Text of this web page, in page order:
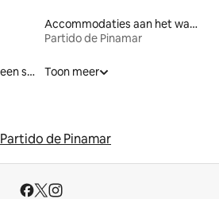
Accommodaties aan het water
Partido de Pinamar
Accommodaties nabij een strand
Toon meer
Partido de Pinamar